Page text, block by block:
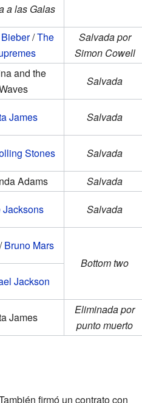
a las Galas
/The
Salvada por
Simon Cowell
and the
Salvada
James Salvada
Stones
Salvada
Adams
Salvada
Jacksons Salvada
Bruno Mars
Bottom two
Jackson
James
Eliminada por
punto muerto
firmó un contrato con